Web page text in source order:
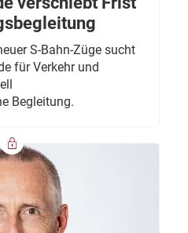
S-Bahn-Züge sucht
für Verkehr und
Begleitung.